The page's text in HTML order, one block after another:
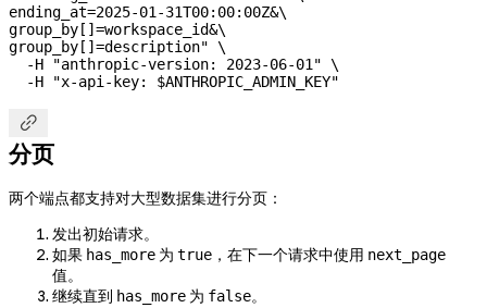
ending_at=2025-01-31T00:00:00Z&\
group_by[]=workspace_id&\
group_by[]=description" \
  -H
"anthropic-version: 2023-06-01" \
  -H
"x-api-key: $ANTHROPIC_ADMIN_KEY"

分页
两个端点都支持对大型数据集进行分页：
发出初始请求。
如果 has_more 为 true ，在下一个请求中使用 next_page
值。
继续直到 has_more 为 false。